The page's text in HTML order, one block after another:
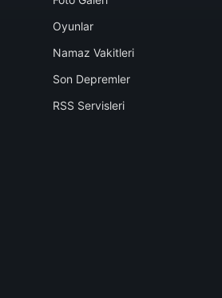
Oyunlar
Namaz Vakitleri
Son Depremler
RSS Servisleri